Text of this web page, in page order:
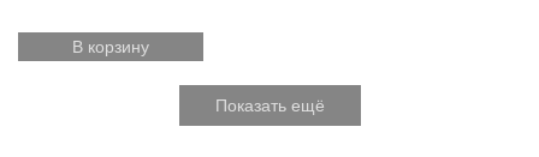
В корзину
Показать ещё